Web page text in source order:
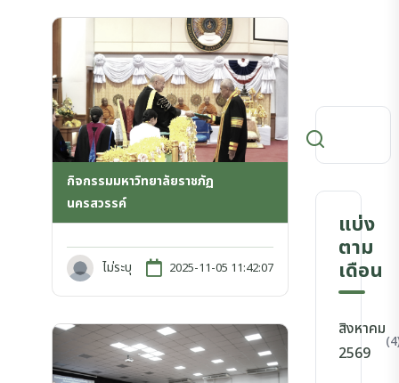
กิจกรรมมหาวิทยาลัยราชภัฏ
นครสวรรค์
ไม่ระบุ 2025-11-05 11:42:07
แบ่ง
ตาม
เดือน
สิงหาคม
2569